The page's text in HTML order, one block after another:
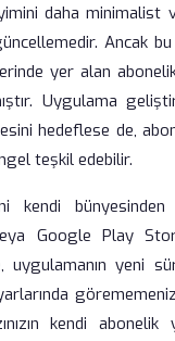
daha minimalist
Ancak
yer alan
Uygulama
hedeflese de,
teşkil edebilir.
kendi
Google Play
uygulamanın yeni
kendi abonelik